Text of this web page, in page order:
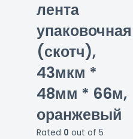
лента
упаковочная
(скотч),
43мкм *
48мм * 66м,
оранжевый
Rated 0 out of 5